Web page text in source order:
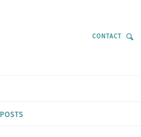
CONTACT
POSTS